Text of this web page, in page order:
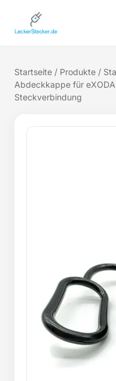
Startseite / Produkte /
Abdeckkappe für
Steckverbindung